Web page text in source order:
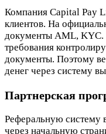
Компания Capital Pay
клиентов. На
документы AML,
требования
документы. Поэтому
денег через систему
Партнерская
Реферальную систему
через начальную